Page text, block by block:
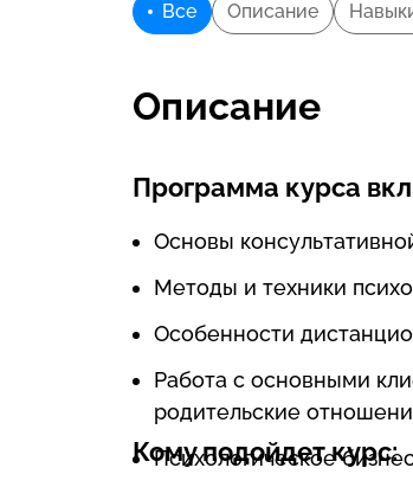
Все Описание
Описание
Программа курса
Основы
Методы и техники
Особенности
Работа с основными
родительские
Психологическое
Кому подойдет курс: